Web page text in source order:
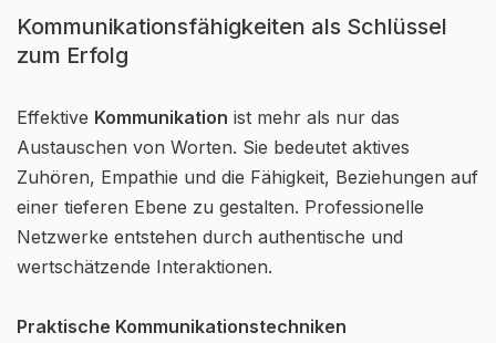
Kommunikationsfähigkeiten als Schlüssel
zum Erfolg
Effektive Kommunikation ist mehr als nur das
Austauschen von Worten. Sie bedeutet aktives
Zuhören, Empathie und die Fähigkeit, Beziehungen auf
einer tieferen Ebene zu gestalten. Professionelle
Netzwerke entstehen durch authentische und
wertschätzende Interaktionen.
Praktische Kommunikationstechniken